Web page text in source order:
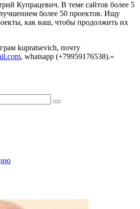
Купрацевич. В теме сайтов более 5
более 50 проектов. Ищу
как ваш, чтобы продолжить их
kupratsevich, почту
, whatsapp (+79959176538).»